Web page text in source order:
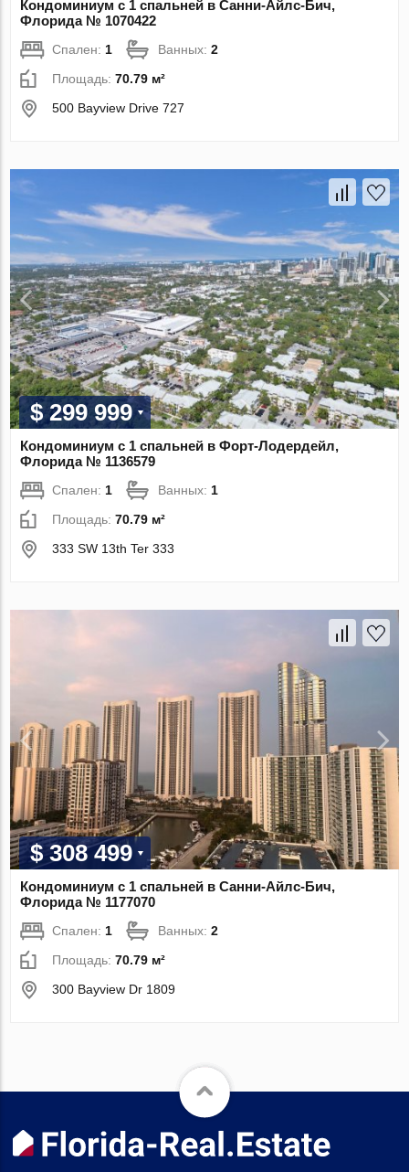
Кондоминиум с 1 спальней в Санни-Айлс-Бич,
Флорида № 1070422
Спален: 1 Ванных:2
Площадь:70.79 м²
500 Bayview Drive 727
$ 299 999
Кондоминиум с 1 спальней в Форт-Лодердейл,
Флорида № 1136579
Спален: 1 Ванных: 1
Площадь:70.79 м²
333 SW 13th Ter 333
$ 308 499
Кондоминиум с 1 спальней в Санни-Айлс-Бич,
Флорида № 1177070
Спален: 1 Ванных:2
Площадь:70.79 м²
300 Bayview Dr 1809